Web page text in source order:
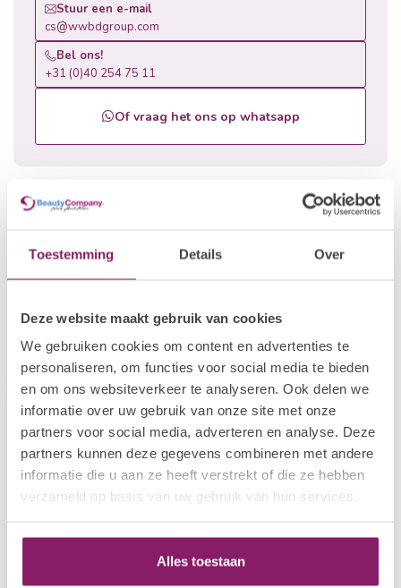
Toestemming Details Over
Deze website maakt gebruik van cookies
We gebruiken cookies om content en advertenties te
personaliseren, om functies voor social media te bieden
en om ons websiteverkeer te analyseren. Ook delen we
informatie over uw gebruik van onze site met onze
partners voor social media, adverteren en analyse. Deze
partners kunnen deze gegevens combineren met andere
informatie die u aan ze heeft verstrekt of die ze hebben
verzameld op basis van uw gebruik van hun services.
Alles toestaan
Stuur een e-mail
cs@wwbdgroup.com
Bel ons!
+31 (0)40 254 75 11
Of vraag het ons op whatsapp
Gerelateerde producten
Penseel Kolinsky 494 KA
€11,86
Recent bekeken
-20%